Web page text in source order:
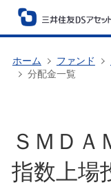
ホーム ファンド
分配金一覧
ＳＭＤ
指数上場